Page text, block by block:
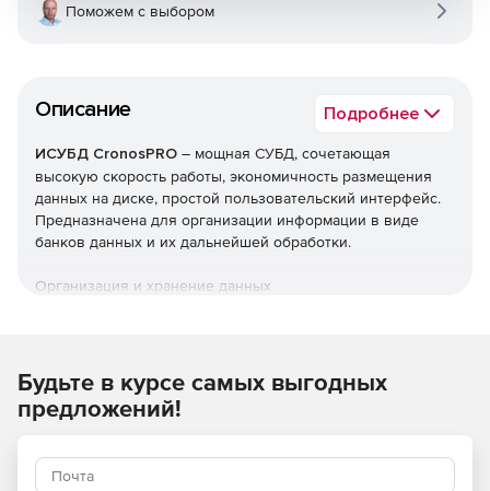
Описание Подробнее
ИСУБД CronosPRO – мощная СУБД, сочетающая
высокую скорость работы, экономичность размещения
данных на диске, простой пользовательский интерфейс.
Предназначена для организации информации в виде
банков данных и их дальнейшей обработки.
Организация и хранение данных
Экономия дискового пространства за счет
(соответствующей реальному, а не
«зарезервированному» размеру данных) и
Поможем с выбором
Будьте в курсе самых выгодных
предложений!